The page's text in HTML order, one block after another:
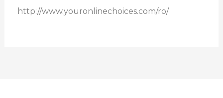
http://www.youronlinechoices.com/ro/